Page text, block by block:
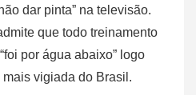
dar pinta” na televisão.
que todo treinamento
por água abaixo” logo
vigiada do Brasil.